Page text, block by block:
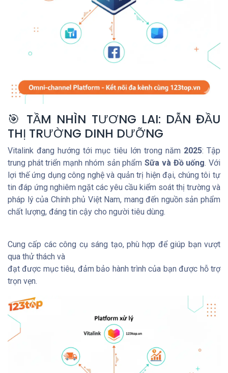
🎯 TẦM NHÌN TƯƠNG LAI: DẪN ĐẦU
THỊ TRƯỜNG DINH DƯỠNG
Vitalink đang hướng tới mục tiêu lớn trong năm 2025: Tập
trung phát triển mạnh nhóm sản phẩmSữa và Đồ uống. Với
lợi thế ứng dụng công nghệ và quản trị hiện đại, chúng tôi tự
tin đáp ứng nghiêm ngặt các yêu cầu kiểm soát thị trường và
pháp lý của Chính phủ Việt Nam, mang đến nguồn sản phẩm
chất lượng, đáng tin cậy cho người tiêu dùng.
Cung cấp các công cụ sáng tạo, phù hợp để giúp bạn vượt
qua thử thách và
đạt được mục tiêu, đảm bảo hành trình của bạn được hỗ trợ
trọn vẹn.